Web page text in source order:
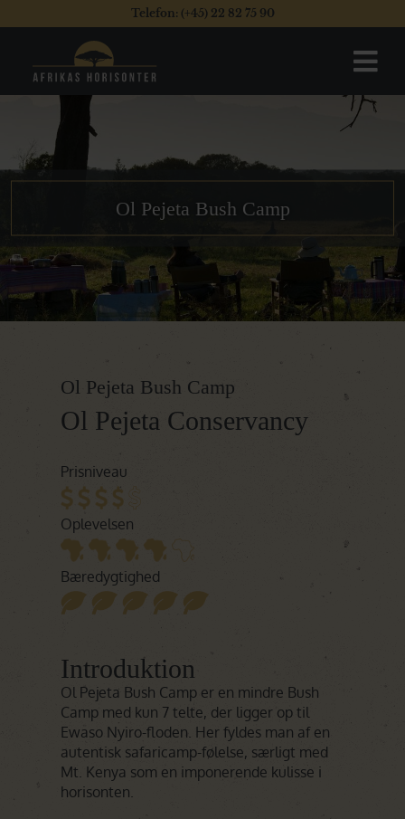
Telefon: (+45) 22 82 75 90
Ol Pejeta Bush Camp
Ol Pejeta Bush Camp
Ol Pejeta Conservancy
Prisniveau
Oplevelsen
Bæredygtighed
Introduktion
Ol Pejeta Bush Camp er en mindre Bush
Camp med kun 7 telte, der ligger op til
Ewaso Nyiro-floden. Her fyldes man af en
autentisk safaricamp-følelse, særligt med
Mt. Kenya som en imponerende kulisse i
horisonten.